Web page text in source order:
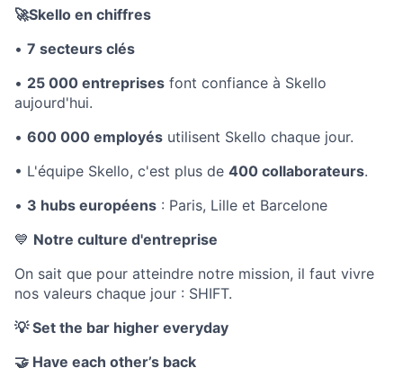
🚀Skello en chiffres
• 7 secteurs clés
• 25 000 entreprises font confiance à Skello
aujourd'hui.
• 600 000 employés utilisent Skello chaque jour.
• L'équipe Skello, c'est plus de 400 collaborateurs.
• 3 hubs européens : Paris, Lille et Barcelone
💙 Notre culture d'entreprise
On sait que pour atteindre notre mission, il faut vivre
nos valeurs chaque jour : SHIFT.
💡Set the bar higher everyday
🤝 Have each other’s back